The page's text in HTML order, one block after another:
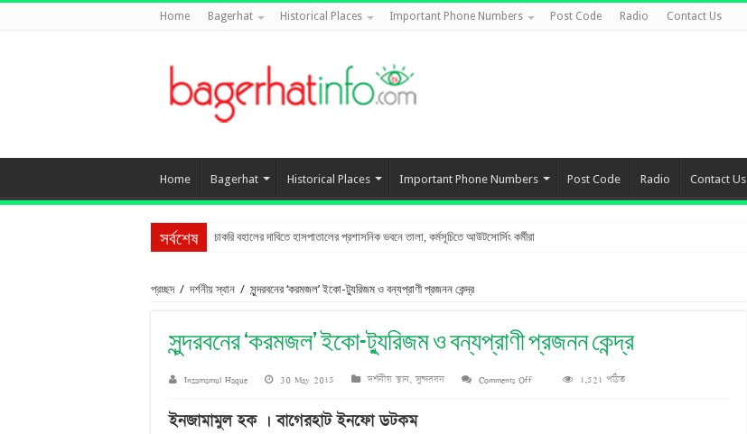
Home Bagerhat Historical Places Important Phone Numbers Post Code Radio Contact Us
Home Bagerhat Historical Places Important Phone Numbers Post Code Radio Contact Us
সর্বশেষ চাকরি বহালের দাবিতে হাসপাতালের প্রশাসনিক ভবনে তালা, কর্মসূচিতে আউটসোর্সিং কর্মীরা
প্রচ্ছদ / দর্শনীয় স্থান / সুন্দরবনের ‘করমজল’ ইকো-ট্যুরিজম ও বন্যপ্রাণী প্রজনন কেন্দ্র
সুন্দরবনের ‘করমজল’ ইকো-ট্যুরিজম ও বন্যপ্রাণী প্রজনন কেন্দ্র
Inzamamul Haque 30 May 2015 দর্শনীয় স্থান,সুন্দরবন Comments Offon
1,521 পঠিত
ইনজামামুল হক । বাগেরহাট ইনফো ডটকম